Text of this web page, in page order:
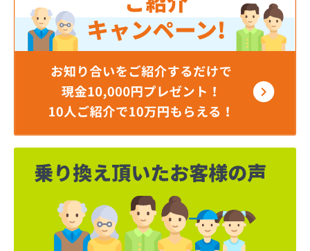
株式会社TOKAI 那須支店
株式会社あいづや
株式会社イイジマ
株式会社エコファースト
株式会社エス・ケーガス
株式会社エネサンスサービス
株式会社エルピオ 宇都宮営業所
株式会社オオイデ
株式会社ガスパル 宇都宮販売所
株式会社ガスパル 那須販売所
株式会社キクチ
株式会社クレックス 宇都宮営業所
株式会社クレックス 那須塩原営業所
株式会社グローバルエナジー